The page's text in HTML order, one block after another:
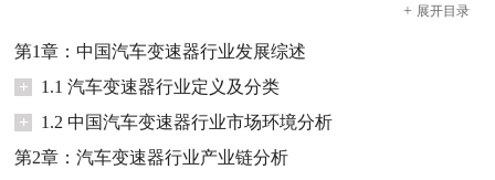
+ 展开目录
第1章：中国汽车变速器行业发展综述
+
1.1 汽车变速器行业定义及分类
+
1.2 中国汽车变速器行业市场环境分析
第2章：汽车变速器行业产业链分析